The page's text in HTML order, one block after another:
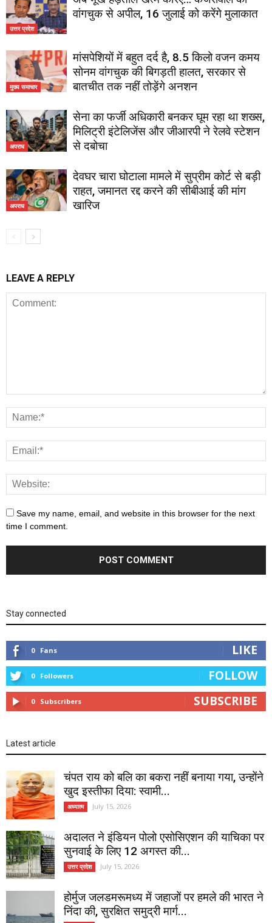
उत्तर प्रदेश
वांगचुक से अपील, 16 जुलाई को करेंगे मुलाकात
मुख्य समाचार
मांसपेशियों में बहुत दर्द है, 8.5 किलो वजन कमय
सोनम वांगचुक की बिगड़ती हालत, सरकार से
बातचीत तक नहीं तोड़ेंगे अनशन
अपराध
सेना का फर्जी अधिकारी बनकर घूम रहा था शख्स,
मिलिट्री इंटेलिजेंस और जीआरपी ने रेलवे स्टेशन
से दबोचा
अपराध
देवघर चारा घोटाला मामले में सुप्रीम कोर्ट से बड़ी
राहत, जमानत रद्द करने की सीबीआई की मांग
खारिज
LEAVE A REPLY
Save my name, email, and website in this browser for the next
time I comment.
Stay connected
0 Fans LIKE
0 Followers FOLLOW
0 Subscribers SUBSCRIBE
Latest article
चंपत राय को बलि का बकरा नहीं बनाया गया, उन्होंने
खुद इस्तीफा दिया: स्वामी...
अध्यात्म July 15, 2026
अदालत ने इंडियन पोलो एसोसिएशन की याचिका पर
सुनवाई के लिए 12 अगस्त की...
उत्तर प्रदेश July 15, 2026
होर्मुज जलडमरूमध्य में जहाजों पर हमले की भारत ने
निंदा की, सुरक्षित समुद्री मार्ग...